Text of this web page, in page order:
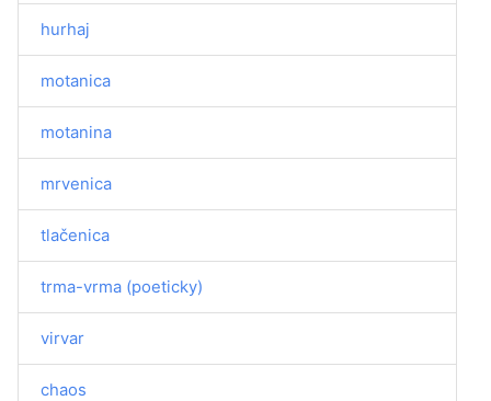
hurhaj
motanica
motanina
mrvenica
tlačenica
trma-vrma (poeticky)
virvar
chaos